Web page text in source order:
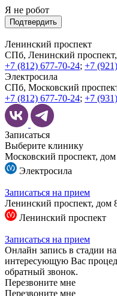
Я не робот
Подтвердить
Ленинский проспект
СПб, Ленинский
+7 (812) 677-70-24; +7
Электросила
СПб, Московский
+7 (812) 677-70-24; +7
Записаться
Выберите клинику
Московский проспект, дом
Электросила
Записаться на прием
Ленинский проспект, дом
Ленинский проспект
Записаться на прием
Онлайн запись в стадии
интересующую Вас
обратный звонок.
Перезвоните мне
Перезвоните мне